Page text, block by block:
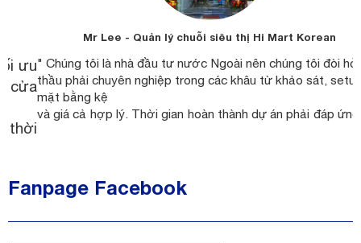
Mr Lee - Quản lý chuỗi siêu thị Hi Mart Korean
" Chúng tôi là nhà đầu tư nước Ngoài nên chúng tôi đòi hỏi nhà
thầu phải chuyên nghiệp trong các khâu từ khảo sát, setup lên
mặt bằng kệ
và giá cả hợp lý. Thời gian hoàn thành dự án phải đáp ứng nhu
cầu đặt ra và làm việc phải an toàn. An Hải là nhà thầu giá kệ
Fanpage Facebook